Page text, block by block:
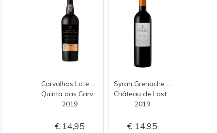
2019
14,95
2019
14,95